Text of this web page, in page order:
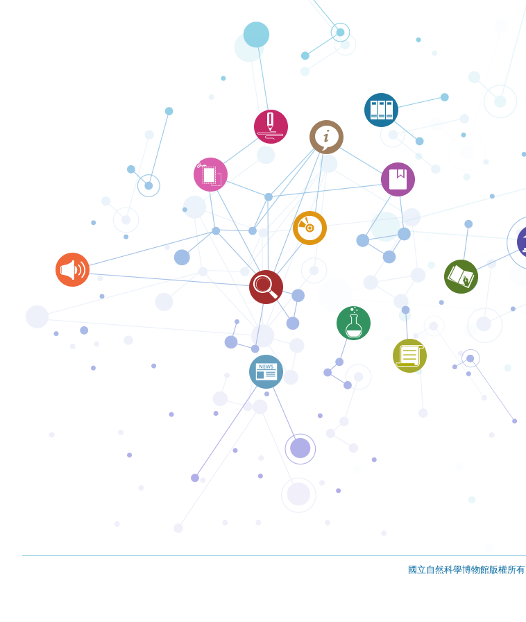
國立自然科學博物館版權所有